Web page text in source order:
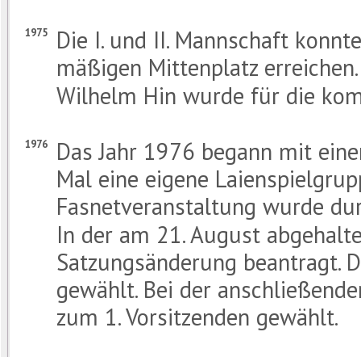
1975
Die I. und II. Mannschaft
mäßigen Mittenplatz erreichen.
Wilhelm Hin wurde für die
1976
Das Jahr 1976 begann mit
Mal eine eigene
Fasnetveranstaltung wurde
In der am 21. August
Satzungsänderung beantragt.
gewählt. Bei der
zum 1. Vorsitzenden gewählt.